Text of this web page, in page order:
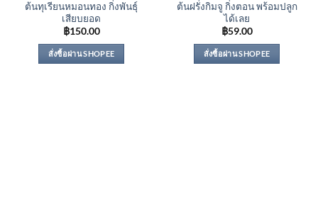
ต้นทุเรียนหมอนทอง กิ่งพันธุ์
เสียบยอด
฿150.00
สั่งซื้อผ่าน SHOPEE
ต้นฝรั่งกิมจู กิ่งตอน พร้อมปลูก
ได้เลย
฿59.00
สั่งซื้อผ่าน SHOPEE